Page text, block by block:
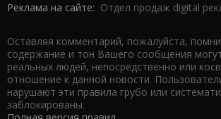
Реклама на сайте: Отдел продаж digital
Оставляя комментарий, пожалуйста,
содержание и тон Вашего сообщения
реальных людей, непосредственно или
отношение к данной новости.
нарушают эти правила грубо или
заблокированы.